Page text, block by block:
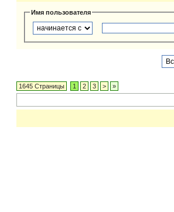
Имя пользователя
1645 Страницы 1 2 3 > »